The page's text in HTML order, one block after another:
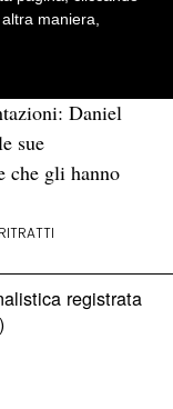
filo nascosto,
Daniel
sue
che gli hanno
RITRATTI
registrata
maniera,